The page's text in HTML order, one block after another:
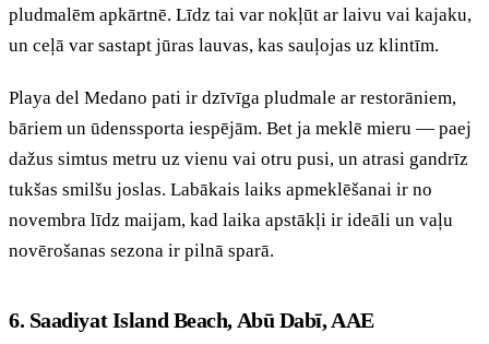
pludmalēm apkārtnē. Līdz tai var nokļūt ar laivu vai kajaku,
un ceļā var sastapt jūras lauvas, kas sauļojas uz klintīm.
Playa del Medano pati ir dzīvīga pludmale ar restorāniem,
bāriem un ūdenssporta iespējām. Bet ja meklē mieru — paej
dažus simtus metru uz vienu vai otru pusi, un atrasi gandrīz
tukšas smilšu joslas. Labākais laiks apmeklēšanai ir no
novembra līdz maijam, kad laika apstākļi ir ideāli un vaļu
novērošanas sezona ir pilnā sparā.
6. Saadiyat Island Beach, Abū Dabī, AAE